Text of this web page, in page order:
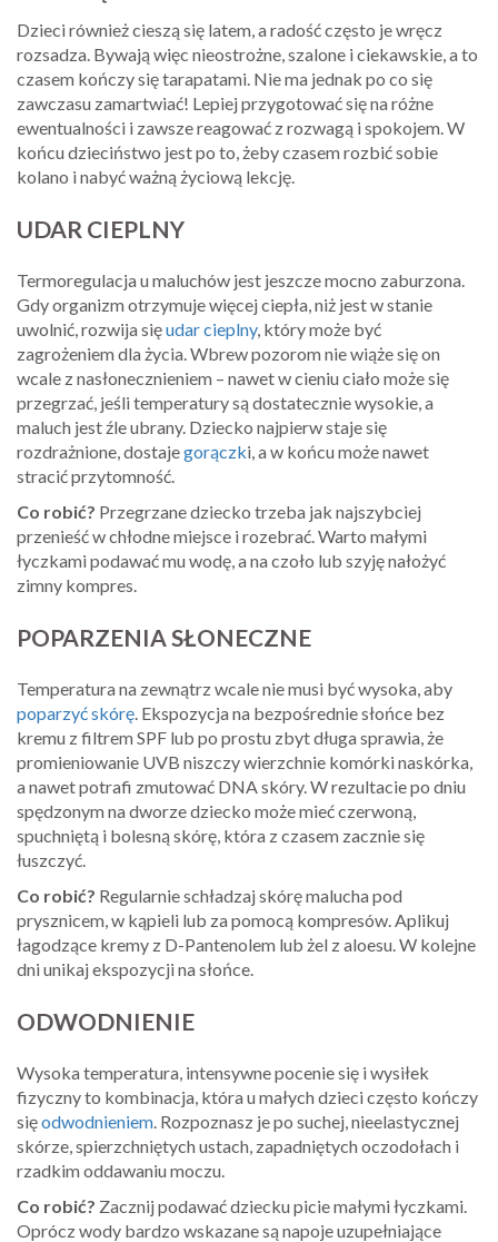
Dzieci również cieszą się latem, a radość często je wręcz
rozsadza. Bywają więc nieostrożne, szalone i ciekawskie, a to
czasem kończy się tarapatami. Nie ma jednak po co się
zawczasu zamartwiać! Lepiej przygotować się na różne
ewentualności i zawsze reagować z rozwagą i spokojem. W
końcu dzieciństwo jest po to, żeby czasem rozbić sobie
kolano i nabyć ważną życiową lekcję.
UDAR CIEPLNY
Termoregulacja u maluchów jest jeszcze mocno zaburzona.
Gdy organizm otrzymuje więcej ciepła, niż jest w stanie
uwolnić, rozwija sięudar cieplny, który może być
zagrożeniem dla życia. Wbrew pozorom nie wiąże się on
wcale z nasłonecznieniem – nawet w cieniu ciało może się
przegrzać, jeśli temperatury są dostatecznie wysokie, a
maluch jest źle ubrany. Dziecko najpierw staje się
rozdrażnione, dostajegorączki, a w końcu może nawet
stracić przytomność.
Co robić? Przegrzane dziecko trzeba jak najszybciej
przenieść w chłodne miejsce i rozebrać. Warto małymi
łyczkami podawać mu wodę, a na czoło lub szyję nałożyć
zimny kompres.
POPARZENIA SŁONECZNE
Temperatura na zewnątrz wcale nie musi być wysoka, aby
poparzyć skórę . Ekspozycja na bezpośrednie słońce bez
kremu z filtrem SPF lub po prostu zbyt długa sprawia, że
promieniowanie UVB niszczy wierzchnie komórki naskórka,
a nawet potrafi zmutować DNA skóry. W rezultacie po dniu
spędzonym na dworze dziecko może mieć czerwoną,
spuchniętą i bolesną skórę, która z czasem zacznie się
łuszczyć.
Co robić? Regularnie schładzaj skórę malucha pod
prysznicem, w kąpieli lub za pomocą kompresów. Aplikuj
łagodzące kremy z D-Pantenolem lub żel z aloesu. W kolejne
dni unikaj ekspozycji na słońce.
ODWODNIENIE
Wysoka temperatura, intensywne pocenie się i wysiłek
fizyczny to kombinacja, która u małych dzieci często kończy
sięodwodnieniem . Rozpoznasz je po suchej, nieelastycznej
skórze, spierzchniętych ustach, zapadniętych oczodołach i
rzadkim oddawaniu moczu.
Co robić? Zacznij podawać dziecku picie małymi łyczkami.
Oprócz wody bardzo wskazane są napoje uzupełniające